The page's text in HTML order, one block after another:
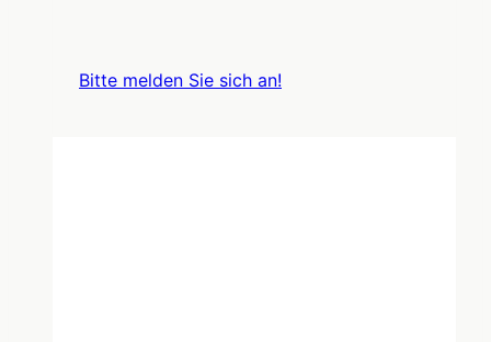
Bitte melden Sie sich an!